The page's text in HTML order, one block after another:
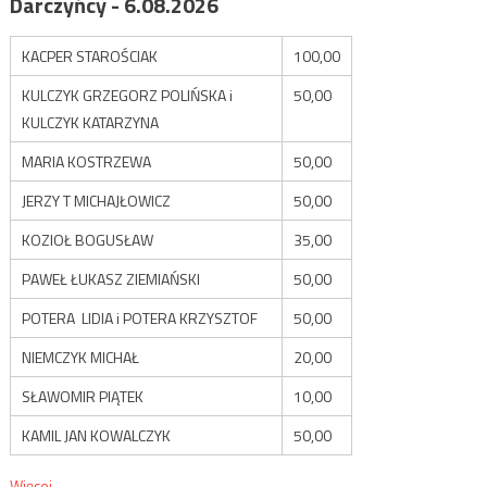
KACPER STAROŚCIAK
100,00
KULCZYK GRZEGORZ POLIŃSKA i
KULCZYK KATARZYNA
50,00
MARIA KOSTRZEWA
50,00
JERZY T MICHAJŁOWICZ
50,00
KOZIOŁ BOGUSŁAW
35,00
PAWEŁ ŁUKASZ ZIEMIAŃSKI
50,00
POTERA LIDIA i POTERA KRZYSZTOF
50,00
NIEMCZYK MICHAŁ
20,00
SŁAWOMIR PIĄTEK
10,00
KAMIL JAN KOWALCZYK
50,00